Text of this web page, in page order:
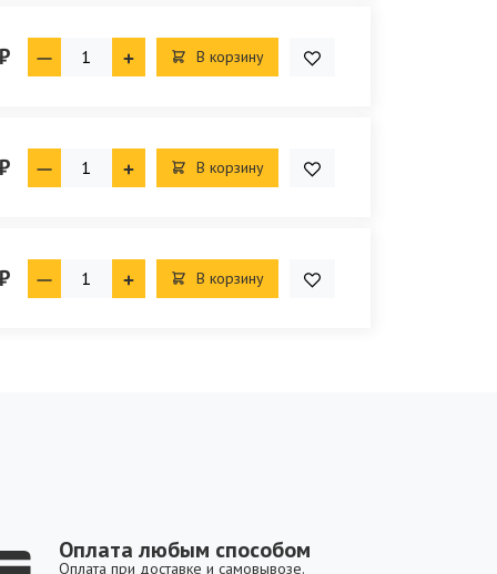
В корзину
В корзину
В корзину
Оплата любым способом
Оплата при доставке и самовывозе.